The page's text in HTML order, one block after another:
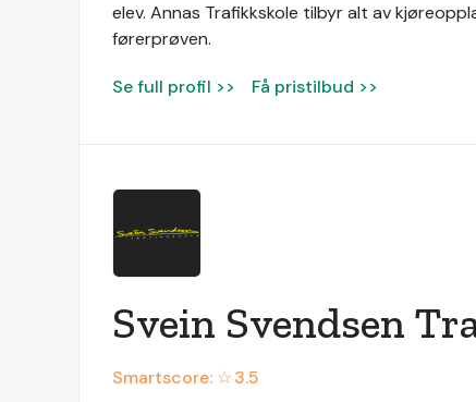
elev. Annas Trafikkskole tilbyr alt av
førerprøven.
Se full profil >> Få pristilbud >>
Svein Svendsen
Smartscore: ☆3.5